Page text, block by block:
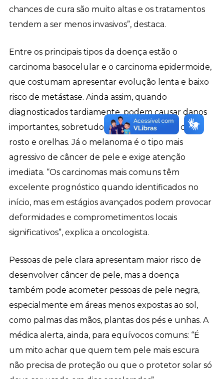
chances de cura são muito altas e os tratamentos
tendem a ser menos invasivos”, destaca.
Entre os principais tipos da doença estão o
carcinoma basocelular e o carcinoma epidermoide,
que costumam apresentar evolução lenta e baixo
risco de metástase. Ainda assim, quando
diagnosticados tardiamente, podem causar danos
importantes, sobretudo em áreas sensíveis como
rosto e orelhas. Já o melanoma é o tipo mais
agressivo de câncer de pele e exige atenção
imediata. “Os carcinomas mais comuns têm
excelente prognóstico quando identificados no
início, mas em estágios avançados podem provocar
deformidades e comprometimentos locais
significativos”, explica a oncologista.
Pessoas de pele clara apresentam maior risco de
desenvolver câncer de pele, mas a doença
também pode acometer pessoas de pele negra,
especialmente em áreas menos expostas ao sol,
como palmas das mãos, plantas dos pés e unhas. A
médica alerta, ainda, para equívocos comuns: “É
um mito achar que quem tem pele mais escura
não precisa de proteção ou que o protetor solar só